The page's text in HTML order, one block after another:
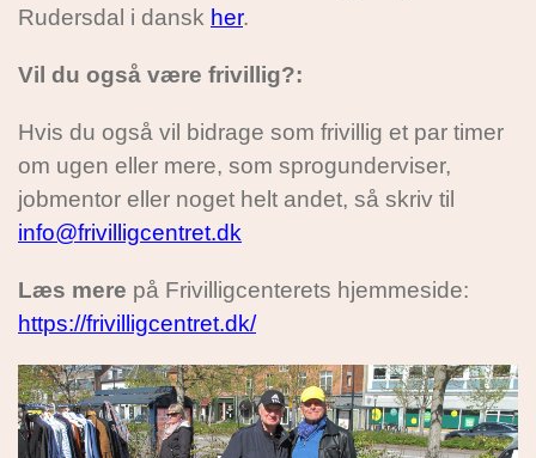
Rudersdal i dansk her.
Vil du også være frivillig?:
Hvis du også vil bidrage som frivillig et par timer
om ugen eller mere, som sprogunderviser,
jobmentor eller noget helt andet, så skriv til
info@frivilligcentret.dk
Læs mere på Frivilligcenterets hjemmeside:
https://frivilligcentret.dk/